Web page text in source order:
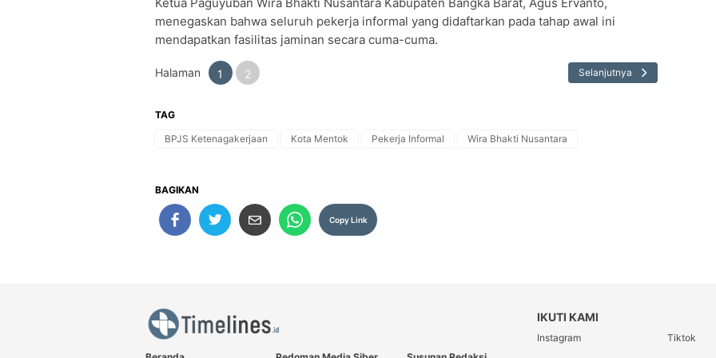
menegaskan bahwa seluruh pekerja informal yang didaftarkan pada tahap awal ini
mendapatkan fasilitas jaminan secara cuma-cuma.
Halaman 1 2 Selanjutnya
TAG
BPJS Ketenagakerjaan
Kota Mentok Pekerja Informal Wira Bhakti Nusantara
BAGIKAN
Copy Link
IKUTI KAMI
Instagram Tiktok